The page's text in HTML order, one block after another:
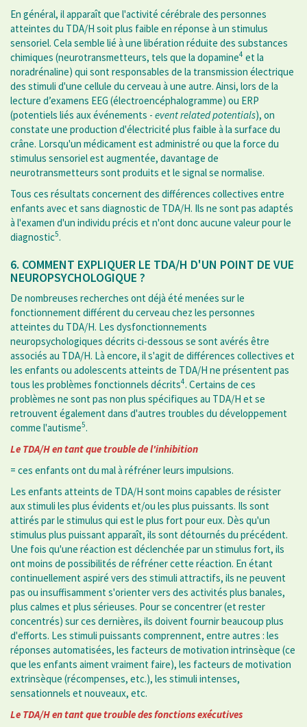
En général, il apparaît que l'activité cérébrale des personnes
atteintes du TDA/H soit plus faible en réponse à un stimulus
sensoriel. Cela semble lié à une libération réduite des substances
chimiques (neurotransmetteurs, tels que la dopamine4 et la
noradrénaline) qui sont responsables de la transmission électrique
des stimuli d'une cellule du cerveau à une autre. Ainsi, lors de la
lecture d’examens EEG (électroencéphalogramme) ou ERP
(potentiels liés aux événements - event related potentials), on
constate une production d'électricité plus faible à la surface du
crâne. Lorsqu'un médicament est administré ou que la force du
stimulus sensoriel est augmentée, davantage de
neurotransmetteurs sont produits et le signal se normalise.
Tous ces résultats concernent des différences collectives entre
enfants avec et sans diagnostic de TDA/H. Ils ne sont pas adaptés
à l'examen d'un individu précis et n'ont donc aucune valeur pour le
diagnostic5.
6. COMMENT EXPLIQUER LE TDA/H D'UN POINT DE VUE
NEUROPSYCHOLOGIQUE ?
De nombreuses recherches ont déjà été menées sur le
fonctionnement différent du cerveau chez les personnes
atteintes du TDA/H. Les dysfonctionnements
neuropsychologiques décrits ci-dessous se sont avérés être
associés au TDA/H. Là encore, il s'agit de différences collectives et
les enfants ou adolescents atteints de TDA/H ne présentent pas
tous les problèmes fonctionnels décrits4. Certains de ces
problèmes ne sont pas non plus spécifiques au TDA/H et se
retrouvent également dans d'autres troubles du développement
comme l'autisme5.
Le TDA/H en tant que trouble de l'inhibition
= ces enfants ont du mal à réfréner leurs impulsions.
Les enfants atteints de TDA/H sont moins capables de résister
aux stimuli les plus évidents et/ou les plus puissants. Ils sont
attirés par le stimulus qui est le plus fort pour eux. Dès qu'un
stimulus plus puissant apparaît, ils sont détournés du précédent.
Une fois qu'une réaction est déclenchée par un stimulus fort, ils
ont moins de possibilités de réfréner cette réaction. En étant
continuellement aspiré vers des stimuli attractifs, ils ne peuvent
pas ou insuffisamment s'orienter vers des activités plus banales,
plus calmes et plus sérieuses. Pour se concentrer (et rester
concentrés) sur ces dernières, ils doivent fournir beaucoup plus
d'efforts. Les stimuli puissants comprennent, entre autres : les
réponses automatisées, les facteurs de motivation intrinsèque (ce
que les enfants aiment vraiment faire), les facteurs de motivation
extrinsèque (récompenses, etc.), les stimuli intenses,
sensationnels et nouveaux, etc.
Le TDA/H en tant que trouble des fonctions exécutives